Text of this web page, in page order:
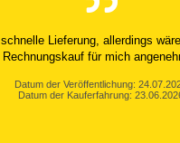
schnelle Lieferung, allerdings
Rechnungskauf für mich
Datum der Veröffentlichung:
Datum der Kauferfahrung: